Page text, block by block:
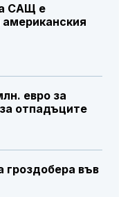
САЩ е
американския
евро за
отпадъците
гроздобера във